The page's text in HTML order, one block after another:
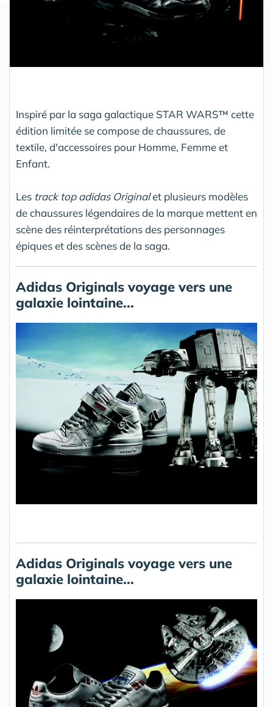
Inspiré par la saga galactique STAR WARS™ cette
édition limitée se compose de chaussures, de
textile, d'accessoires pour Homme, Femme et
Enfant.
Les track top adidas Originalet plusieurs modèles
de chaussures légendaires de la marque mettent en
scène des réinterprétations des personnages
épiques et des scènes de la saga.
Adidas Originals voyage vers une
galaxie lointaine...
Adidas Originals voyage vers une
galaxie lointaine...